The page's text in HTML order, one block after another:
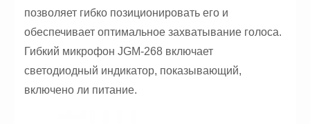
позволяет гибко позиционировать его и
обеспечивает оптимальное захватывание голоса.
Гибкий микрофон JGM-268 включает
светодиодный индикатор, показывающий,
включено ли питание.